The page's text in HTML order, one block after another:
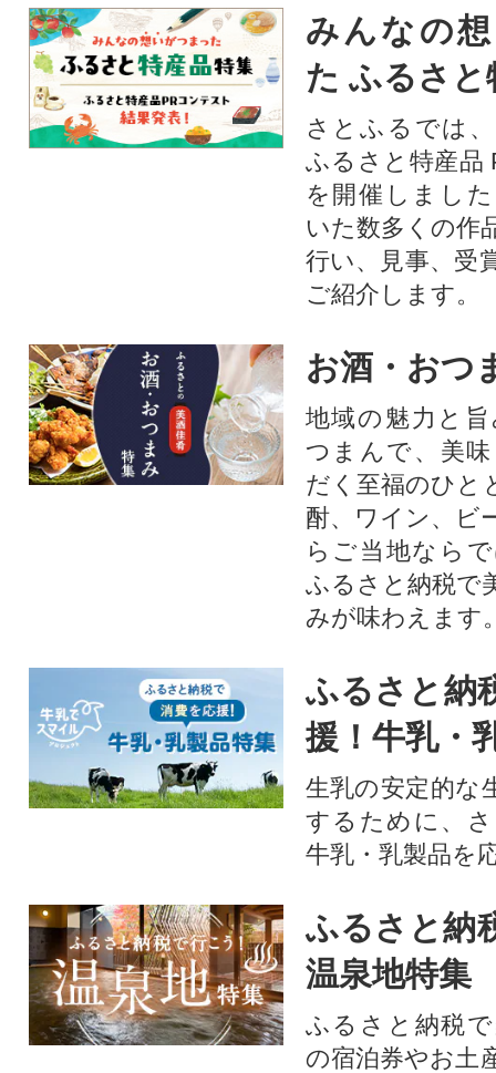
みんなの
た ふるさと
さとふるでは
ふるさと特産品
を開催しまし
いた数多くの作
行い、見事、受
ご紹介します。
お酒・おつ
地域の魅力と
つまんで、美
だく至福のひと
酎、ワイン、ビ
らご当地なら
ふるさと納税で
みが味わえます
ふるさと納
援！牛乳・
生乳の安定的な
するために、
牛乳・乳製品を
ふるさと納
温泉地特集
ふるさと納税
の宿泊券やお土